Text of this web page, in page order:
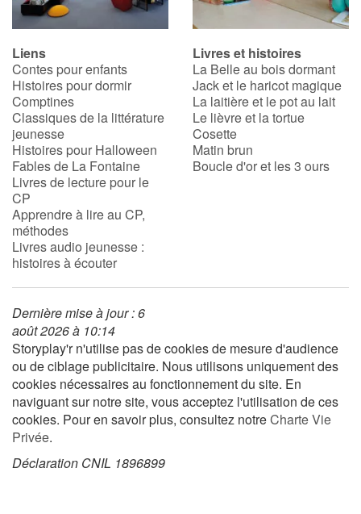
Liens
Contes pour enfants
Histoires pour dormir
Comptines
Classiques de la littérature
jeunesse
Histoires pour Halloween
Fables de La Fontaine
Livres de lecture pour le
CP
Apprendre à lire au CP,
méthodes
Livres audio jeunesse :
histoires à écouter
Livres et histoires
La Belle au bois dormant
Jack et le haricot magique
La laitière et le pot au lait
Le lièvre et la tortue
Cosette
Matin brun
Boucle d'or et les 3 ours
Dernière mise à jour : 6
août 2026 à 10:14
Storyplay'r n'utilise pas de cookies de mesure d'audience
ou de ciblage publicitaire. Nous utilisons uniquement des
cookies nécessaires au fonctionnement du site. En
naviguant sur notre site, vous acceptez l'utilisation de ces
cookies. Pour en savoir plus, consultez notreCharte Vie
Privée.
Déclaration CNIL 1896899